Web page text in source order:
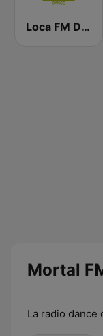
Loca FM Dance
Mortal
La radio dance